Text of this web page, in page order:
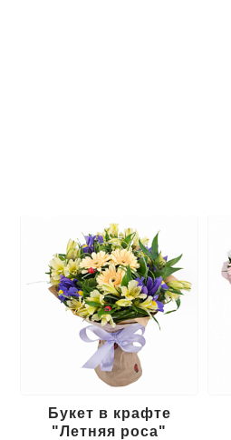
Букет в крафте
"Летняя роса"